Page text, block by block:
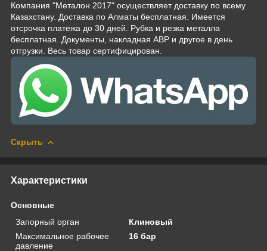
Компания "Металон 2017" осуществляет доставку по всему
Казахстану. Доставка по Алматы бесплатная. Имеется
отсрочка платежа до 30 дней. Рубка и резка металла
бесплатная. Документы, накладная АВР и другое в день
отгрузки. Весь товар сертифицирован.
Скрыть
Характеристики
Основные
Запорный орган
Клиновый
Максимальное рабочее
давление
16 бар